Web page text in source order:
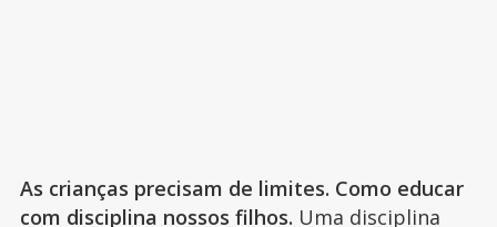
As crianças precisam de limites. Como educar
com disciplina nossos filhos. Uma disciplina